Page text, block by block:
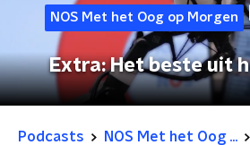
NOS Met het Oog op Morgen
Extra: Het beste uit
Podcasts NOS Met het Oog ...